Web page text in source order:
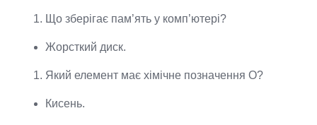
Що зберігає пам’ять у комп’ютері?
Жорсткий диск.
Який елемент має хімічне позначення O?
Кисень.